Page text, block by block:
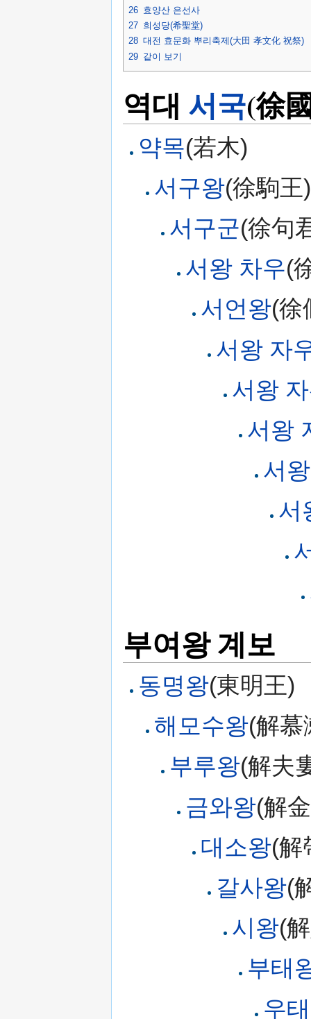
26 효양산 은선사
27 희성당(希聖堂)
28 대전 효문화 뿌리축제(大田 孝文化 祝祭)
29 같이 보기
역대 서국(徐
약목(若木)
서구왕(徐駒王)
서구군(徐句
서왕 차우(
서언왕(徐
서왕 자
서왕
서왕
서
서
부여왕 계보
동명왕(東明王)
해모수왕(解慕
부루왕(解夫
금와왕(解
대소왕(解
갈사왕(
시왕(
부태
우태